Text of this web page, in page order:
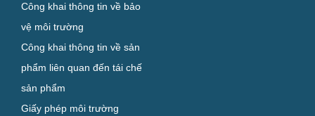
FAQs Giải pháp chống
hàng giả
Công khai thông tin về bảo
vệ môi trường
Công khai thông tin về sản